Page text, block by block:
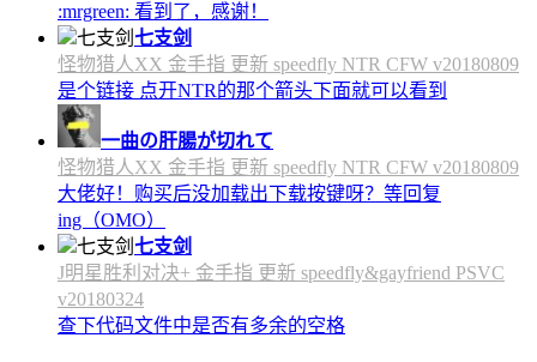
:mrgreen: 看到了，感谢！
七支剑
怪物猎人XX 金手指 更新 speedfly NTR CFW v20180809
是个链接 点开NTR的那个箭头下面就可以看到
一曲の肝腸が切れて
怪物猎人XX 金手指 更新 speedfly NTR CFW v20180809
大佬好！购买后没加载出下载按键呀？等回复
ing（OMO）
七支剑
J明星胜利对决+ 金手指 更新 speedfly&gayfriend PSVC
v20180324
查下代码文件中是否有多余的空格